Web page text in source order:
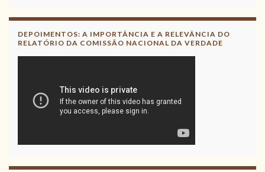
DEPOIMENTOS: A IMPORTÂNCIA E A RELEVÂNCIA DO
RELATÓRIO DA COMISSÃO NACIONAL DA VERDADE